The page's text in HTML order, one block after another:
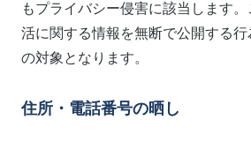
もプライバシー侵害に該当します
活に関する情報を無断で公開する
の対象となります。
住所・電話番号の晒し